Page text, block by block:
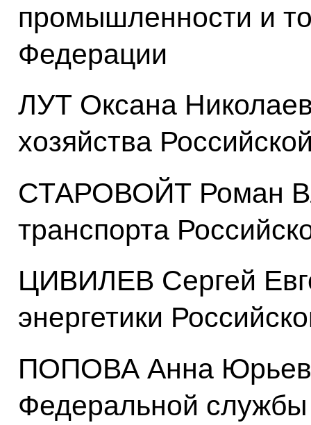
промышленности и
Федерации
ЛУТ Оксана
хозяйства
СТАРОВОЙТ Роман
транспорта
ЦИВИЛЕВ Сергей
энергетики
ПОПОВА Анна
Федеральной